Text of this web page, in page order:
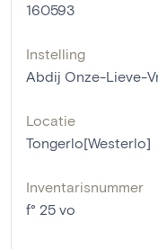
160593
Instelling
Abdij Onze-Lieve-
Locatie
Tongerlo[Westerlo]
Inventarisnummer
f° 25 vo